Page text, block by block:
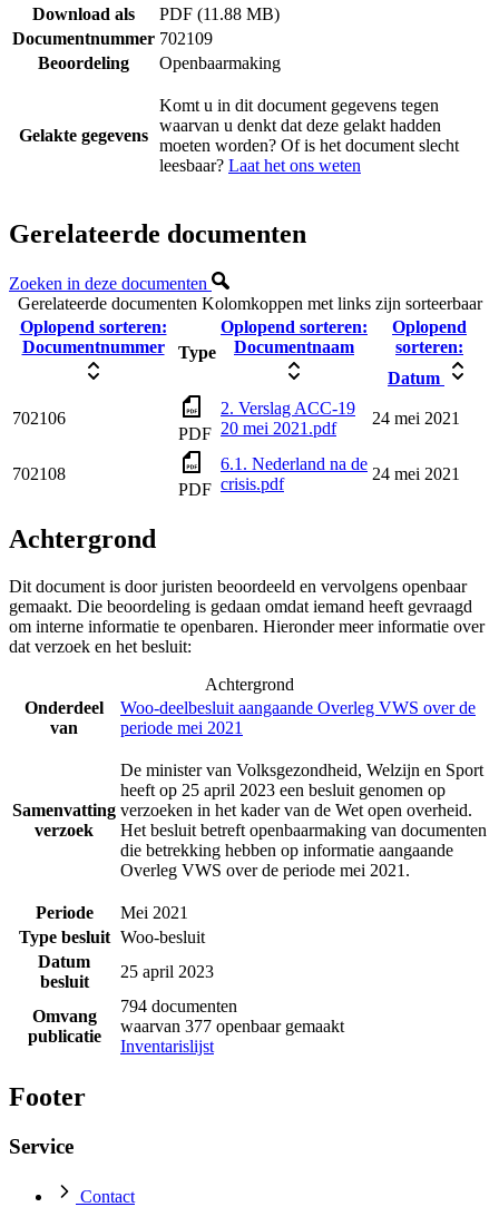
Download als
PDF (11.88 MB)
Documentnummer 702109
Beoordeling
Openbaarmaking
Gelakte gegevens
Komt u in dit document gegevens tegen
waarvan u denkt dat deze gelakt hadden
moeten worden? Of is het document slecht
leesbaar? Laat het ons weten
Gerelateerde documenten
Zoeken in deze documenten
Gerelateerde documenten Kolomkoppen met links zijn sorteerbaar
Oplopend sorteren:
Documentnummer
Type
Oplopend sorteren:
Documentnaam
Oplopend
sorteren:
Datum
702106
PDF
2. Verslag ACC-19
20 mei 2021.pdf
24 mei 2021
702108
PDF
6.1. Nederland na de
crisis.pdf
24 mei 2021
Achtergrond
Dit document is door juristen beoordeeld en vervolgens openbaar
gemaakt. Die beoordeling is gedaan omdat iemand heeft gevraagd
om interne informatie te openbaren. Hieronder meer informatie over
dat verzoek en het besluit:
Achtergrond
Onderdeel
van
Woo-deelbesluit aangaande Overleg VWS over de
periode mei 2021
Samenvatting
verzoek
De minister van Volksgezondheid, Welzijn en Sport
heeft op 25 april 2023 een besluit genomen op
verzoeken in het kader van de Wet open overheid.
Het besluit betreft openbaarmaking van documenten
die betrekking hebben op informatie aangaande
Overleg VWS over de periode mei 2021.
Periode
Mei 2021
Type besluit Woo-besluit
Datum
besluit
25 april 2023
Omvang
publicatie
794 documenten
waarvan 377 openbaar gemaakt
Inventarislijst
Footer
Service
Contact